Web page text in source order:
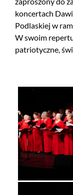
koncertach
Podlaskiej w
W swoim
patriotyczne,